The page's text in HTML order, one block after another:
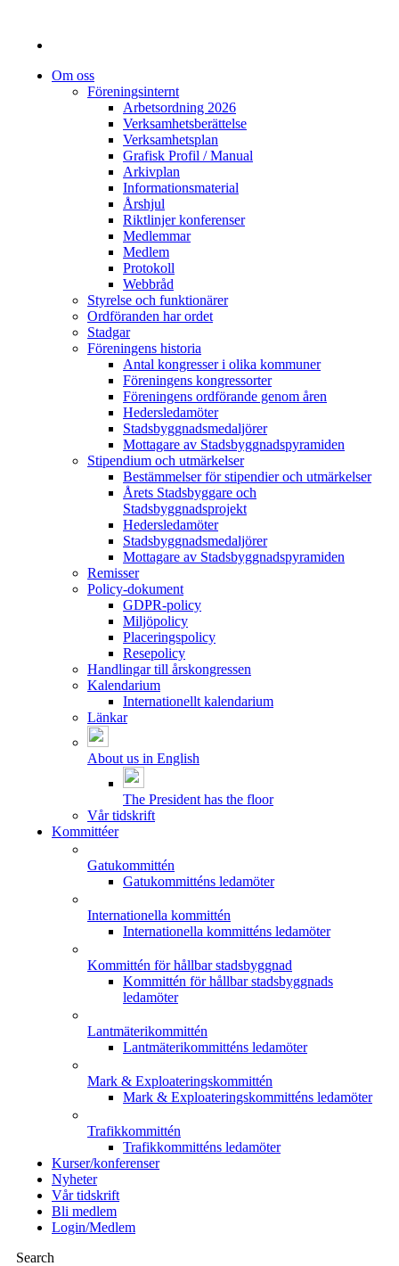
Om oss
Föreningsinternt
Arbetsordning 2026
Verksamhetsberättelse
Verksamhetsplan
Grafisk Profil / Manual
Arkivplan
Informationsmaterial
Årshjul
Riktlinjer konferenser
Medlemmar
Medlem
Protokoll
Webbråd
Styrelse och funktionärer
Ordföranden har ordet
Stadgar
Föreningens historia
Antal kongresser i olika kommuner
Föreningens kongressorter
Föreningens ordförande genom åren
Hedersledamöter
Stadsbyggnadsmedaljörer
Mottagare av Stadsbyggnadspyramiden
Stipendium och utmärkelser
Bestämmelser för stipendier och utmärkelser
Årets Stadsbyggare och
Stadsbyggnadsprojekt
Hedersledamöter
Stadsbyggnadsmedaljörer
Mottagare av Stadsbyggnadspyramiden
Remisser
Policy-dokument
GDPR-policy
Miljöpolicy
Placeringspolicy
Resepolicy
Handlingar till årskongressen
Kalendarium
Internationellt kalendarium
Länkar
About us in English
The President has the floor
Vår tidskrift
Kommittéer
Gatukommittén
Gatukommitténs ledamöter
Internationella kommittén
Internationella kommitténs ledamöter
Kommittén för hållbar stadsbyggnad
Kommittén för hållbar stadsbyggnads
ledamöter
Lantmäterikommittén
Lantmäterikommitténs ledamöter
Mark & Exploateringskommittén
Mark & Exploateringskommitténs ledamöter
Trafikkommittén
Trafikkommitténs ledamöter
Kurser/konferenser
Nyheter
Vår tidskrift
Bli medlem
Login/Medlem
Search